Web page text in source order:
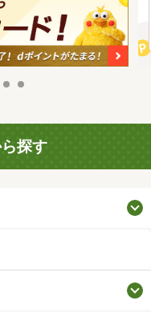
探す